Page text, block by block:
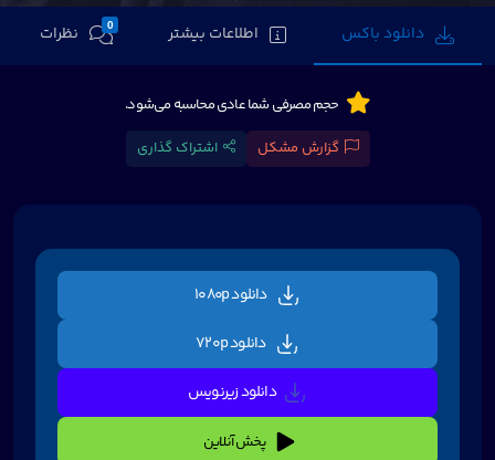
دانلود باکس اطلاعات بیشتر 0 نظرات
حجم مصرفی شما عادی محاسبه می‌شود.
گزارش مشکل
اشتراک گذاری
دانلود 1080p
دانلود 720p
دانلود زیرنویس
پخش آنلاین